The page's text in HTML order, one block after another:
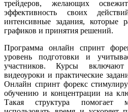
трейдеров, желающих
эффективность своих
интенсивные задания, которые
графиков и принятия решений.
Программа онлайн спринт
уровень подготовки и
участников. Курсы
видеоуроки и практические
Онлайн спринт форекс
обучению и концентрации на
Такая структура помогает